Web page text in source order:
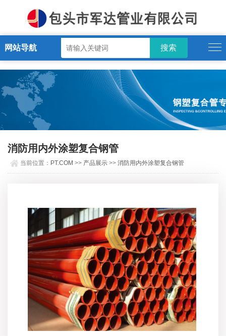
PT.COM
网站导航
消防用内外涂塑复合钢管
当前位置： PT.COM >> 产品展示 >>消防用内外涂塑复合钢管